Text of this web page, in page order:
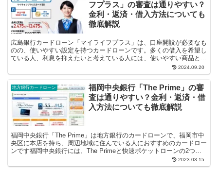
フプラス」の審査は通りやすい？
金利・返済・借入方法についても
徹底解説
広島銀行カードローン「マイライフプラス」は、口座開設が必要なも
のの、使いやすい設定を持つカードローンです。多くの借入を希望し
ている人、利息を抑えたいと考えている人には、使いやすい商品とな
2024.09.20
地方銀行カードローン
福岡中央銀行「The Prime」の審
査は通りやすい？金利・返済・借
入方法についても徹底解説
福岡中央銀行「The Prime」は地方銀行のカードローンで、福岡市中
央区に本店を持ち、周辺地域に住んでいる人におすすめのカードロー
ンです福岡中央銀行には、The Primeと快速ポケットローンの2つの
2023.03.15